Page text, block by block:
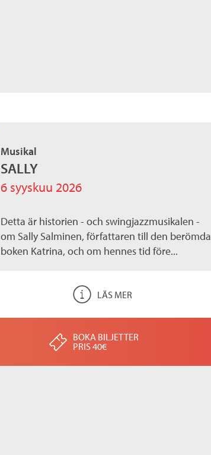
Musikal
SALLY
6 syyskuu 2026
Detta är historien - och swingjazzmusikalen -
om Sally Salminen, författaren till den berömda
boken Katrina, och om hennes tid före...
LÄS MER
BOKA BILJETTER
PRIS 40€